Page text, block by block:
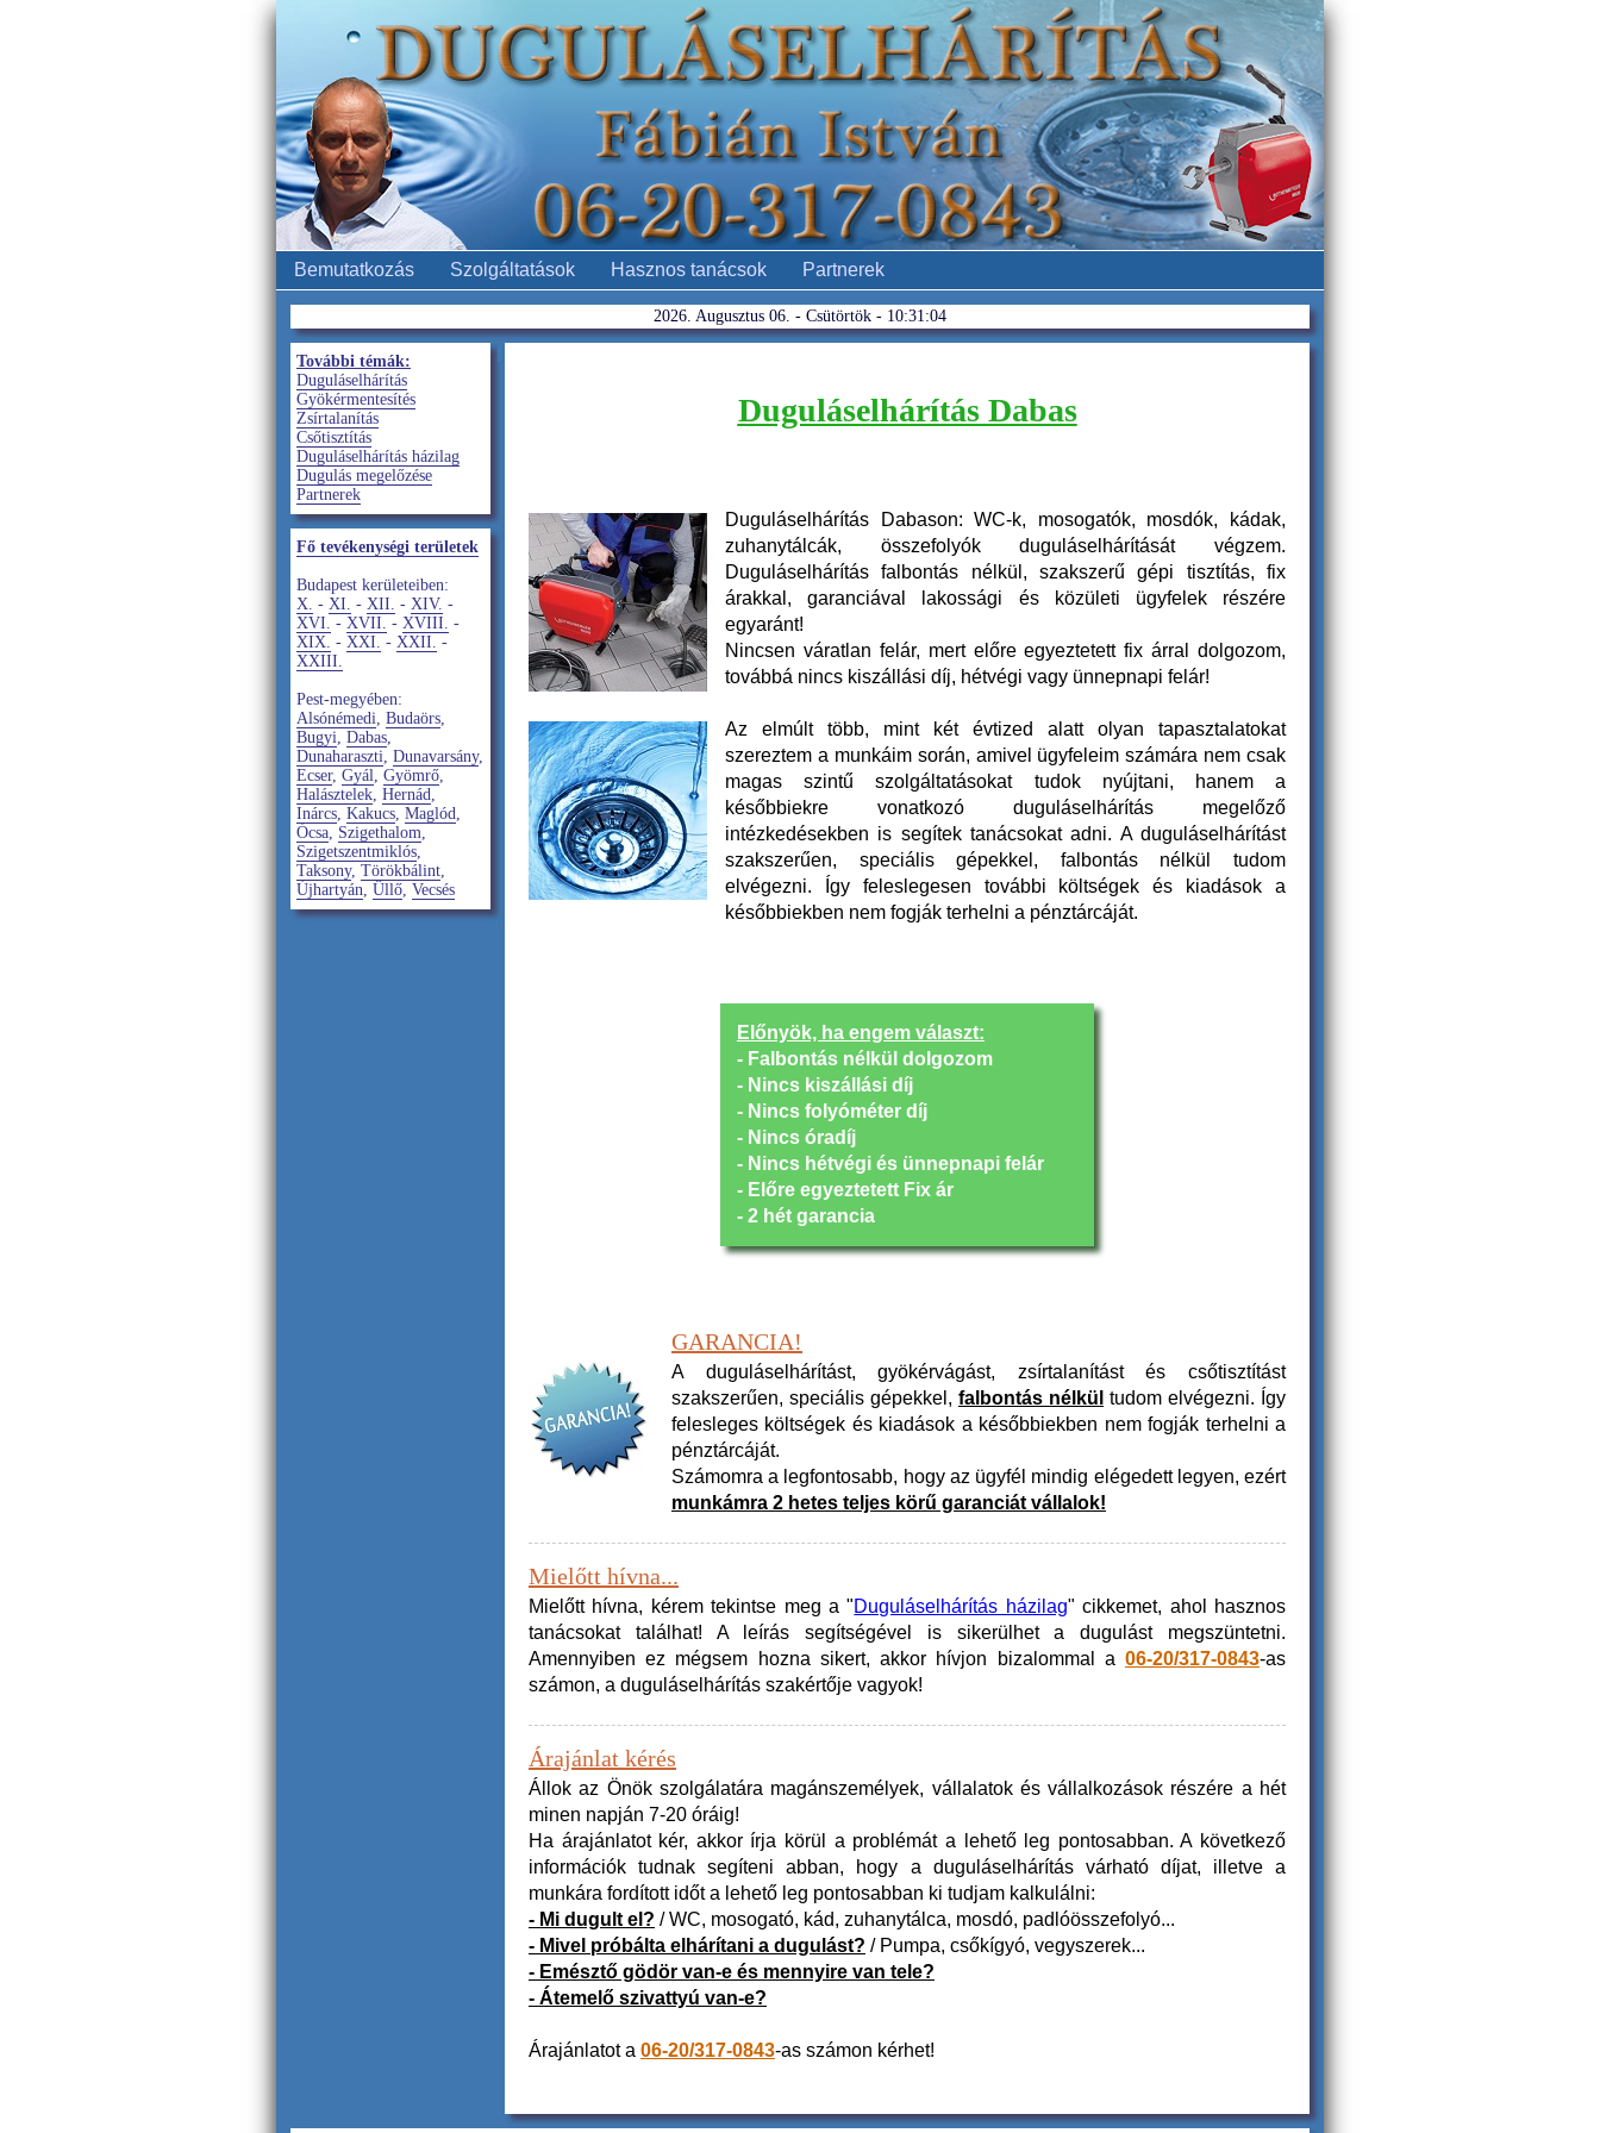
Bemutatkozás Szolgáltatások Hasznos tanácsok Partnerek
2026. Augusztus 06. - Csütörtök - 10:31:04
További témák:
Duguláselhárítás
Gyökérmentesítés
Zsírtalanítás
Csőtisztítás
Duguláselhárítás házilag
Dugulás megelőzése
Partnerek
Fő tevékenységi területek
Budapest kerületeiben:
X. - XI. - XII. - XIV. -
XVI. - XVII. - XVIII. -
XIX. - XXI. - XXII. -
XXIII.
Pest-megyében:
Alsónémedi, Budaörs,
Bugyi, Dabas,
Dunaharaszti, Dunavarsány,
Ecser, Gyál, Gyömrő,
Halásztelek, Hernád,
Inárcs, Kakucs, Maglód,
Ócsa, Szigethalom,
Szigetszentmiklós,
Taksony, Törökbálint,
Újhartyán, Üllő, Vecsés
Duguláselhárítás Dabas
Duguláselhárítás Dabason: WC-k, mosogatók, mosdók, kádak,
zuhanytálcák, összefolyók duguláselhárítását végzem.
Duguláselhárítás falbontás nélkül, szakszerű gépi tisztítás, fix
árakkal, garanciával lakossági és közületi ügyfelek részére
egyaránt!
Nincsen váratlan felár, mert előre egyeztetett fix árral dolgozom,
továbbá nincs kiszállási díj, hétvégi vagy ünnepnapi felár!
Az elmúlt több, mint két évtized alatt olyan tapasztalatokat
szereztem a munkáim során, amivel ügyfeleim számára nem csak
magas szintű szolgáltatásokat tudok nyújtani, hanem a
későbbiekre vonatkozó duguláselhárítás megelőző
intézkedésekben is segítek tanácsokat adni. A duguláselhárítást
szakszerűen, speciális gépekkel, falbontás nélkül tudom
elvégezni. Így feleslegesen további költségek és kiadások a
későbbiekben nem fogják terhelni a pénztárcáját.
Előnyök, ha engem választ:
- Falbontás nélkül dolgozom
- Nincs kiszállási díj
- Nincs folyóméter díj
- Nincs óradíj
- Nincs hétvégi és ünnepnapi felár
- Előre egyeztetett Fix ár
- 2 hét garancia
GARANCIA!
A duguláselhárítást, gyökérvágást, zsírtalanítást és csőtisztítást
szakszerűen, speciális gépekkel, falbontás nélkül tudom elvégezni. Így
felesleges költségek és kiadások a későbbiekben nem fogják terhelni a
pénztárcáját.
Számomra a legfontosabb, hogy az ügyfél mindig elégedett legyen, ezért
munkámra 2 hetes teljes körű garanciát vállalok!
Mielőtt hívna...
Mielőtt hívna, kérem tekintse meg a "Duguláselhárítás házilag" cikkemet, ahol hasznos
tanácsokat találhat! A leírás segítségével is sikerülhet a dugulást megszüntetni.
Amennyiben ez mégsem hozna sikert, akkor hívjon bizalommal a 06-20/317-0843-as
számon, a duguláselhárítás szakértője vagyok!
Árajánlat kérés
Állok az Önök szolgálatára magánszemélyek, vállalatok és vállalkozások részére a hét
minen napján 7-20 óráig!
Ha árajánlatot kér, akkor írja körül a problémát a lehető leg pontosabban. A következő
információk tudnak segíteni abban, hogy a duguláselhárítás várható díjat, illetve a
munkára fordított időt a lehető leg pontosabban ki tudjam kalkulálni:
- Mi dugult el? / WC, mosogató, kád, zuhanytálca, mosdó, padlóösszefolyó...
- Mivel próbálta elhárítani a dugulást? / Pumpa, csőkígyó, vegyszerek...
- Emésztő gödör van-e és mennyire van tele?
- Átemelő szivattyú van-e?
Árajánlatot a 06-20/317-0843-as számon kérhet!